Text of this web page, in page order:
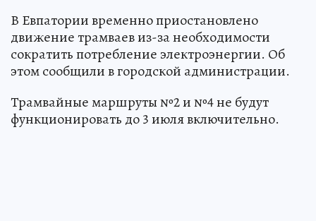
В Евпатории временно приостановлено
движение трамваев из-за необходимости
сократить потребление электроэнергии. Об
этом сообщили в городской администрации.
Трамвайные маршруты №2 и №4 не будут
функционировать до 3 июля включительно.